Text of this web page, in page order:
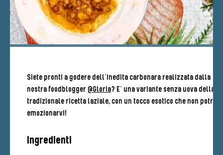
Siete pronti a godere dell’inedita carbonara realizzata dalla
nostra foodblogger @Gloria? E’ una variante senza uova della
tradizionale ricetta laziale, con un tocco esotico che non potrà
emozionarvi!
Ingredienti